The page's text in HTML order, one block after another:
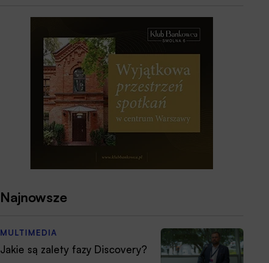
Najnowsze
MULTIMEDIA
Jakie są zalety fazy Discovery?